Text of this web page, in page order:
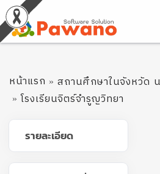
หน้าแรก
สถานศึกษาในจังหวัด
โรงเรียนจิตร์จำรูญวิทยา
รายละเอียด